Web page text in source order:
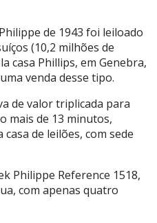
de 1943 foi leiloado
(10,2 milhões de
casa Phillips, em Genebra,
venda desse tipo.
de valor triplicada para
mais de 13 minutos,
de leilões, com sede
Philippe Reference 1518,
com apenas quatro